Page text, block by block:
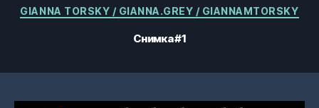
Категории
GIANNA TORSKY / GIANNA.GREY / GIANNAMTORSKY
Снимка #1